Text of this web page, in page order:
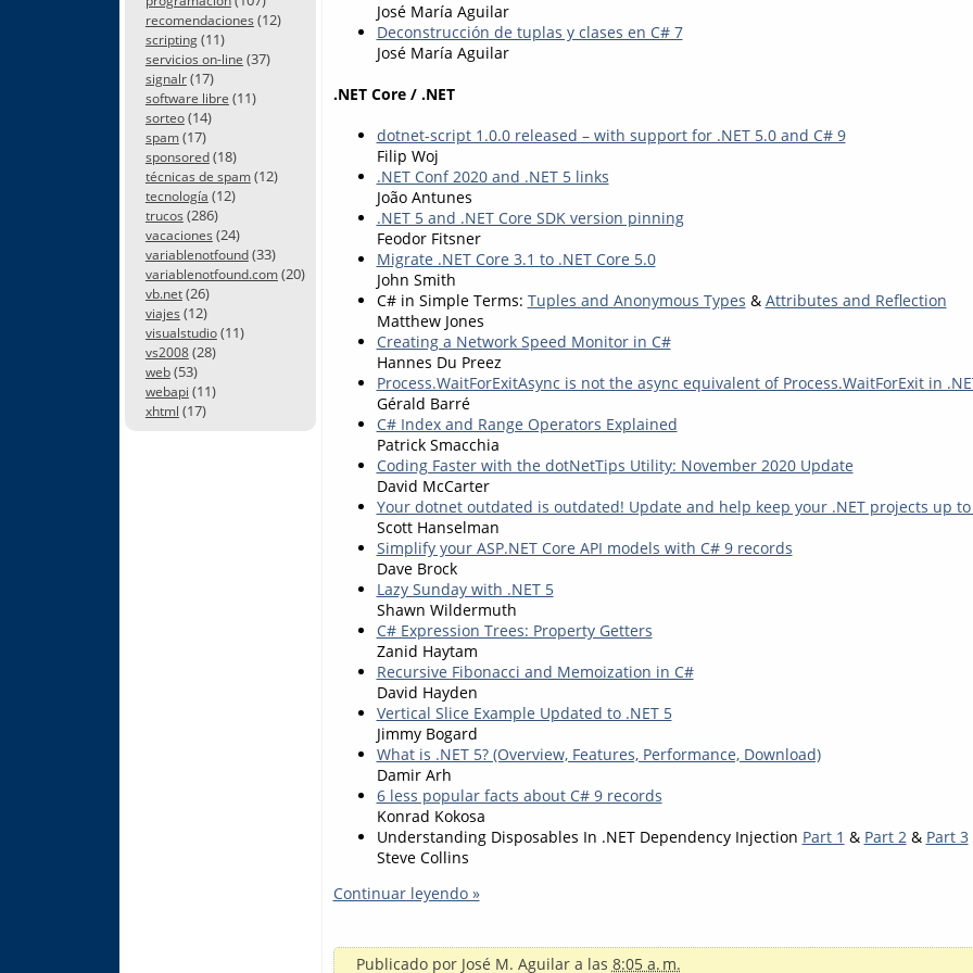
recomendaciones (12)
scripting(11)
servicios on-line (37)
signalr(17)
software libre (11)
sorteo(14)
spam(17)
sponsored(18)
técnicas de spam(12)
tecnología (12)
trucos (286)
vacaciones (24)
variablenotfound(33)
variablenotfound.com(20)
vb.net(26)
viajes (12)
visualstudio(11)
vs2008(28)
web(53)
webapi (11)
xhtml (17)
José María Aguilar
Deconstrucción de tuplas y clases en C# 7
José María Aguilar
.NET Core / .NET
dotnet-script 1.0.0 released – with support for .NET 5.0 and C# 9
Filip Woj
.NET Conf 2020 and .NET 5 links
João Antunes
.NET 5 and .NET Core SDK version pinning
Feodor Fitsner
Migrate .NET Core 3.1 to .NET Core 5.0
John Smith
C# in Simple Terms: Tuples and Anonymous Types & Attributes and Reflection
Matthew Jones
Creating a Network Speed Monitor in C#
Hannes Du Preez
Process.WaitForExitAsync is not the async equivalent of Process.WaitForExit in
Gérald Barré
C# Index and Range Operators Explained
Patrick Smacchia
Coding Faster with the dotNetTips Utility: November 2020 Update
David McCarter
Your dotnet outdated is outdated! Update and help keep your .NET projects up
Scott Hanselman
Simplify your ASP.NET Core API models with C# 9 records
Dave Brock
Lazy Sunday with .NET 5
Shawn Wildermuth
C# Expression Trees: Property Getters
Zanid Haytam
Recursive Fibonacci and Memoization in C#
David Hayden
Vertical Slice Example Updated to .NET 5
Jimmy Bogard
What is .NET 5? (Overview, Features, Performance, Download)
Damir Arh
6 less popular facts about C# 9 records
Konrad Kokosa
Understanding Disposables In .NET Dependency Injection Part 1 & Part 2& Part 3
Steve Collins
Continuar leyendo »
Publicado por José M. Aguilar a las 8:05 a. m.